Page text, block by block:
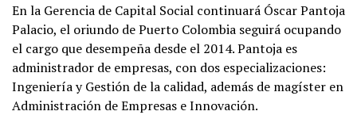
En la Gerencia de Capital Social continuará Óscar Pantoja
Palacio, el oriundo de Puerto Colombia seguirá ocupando
el cargo que desempeña desde el 2014. Pantoja es
administrador de empresas, con dos especializaciones:
Ingeniería y Gestión de la calidad, además de magíster en
Administración de Empresas e Innovación.